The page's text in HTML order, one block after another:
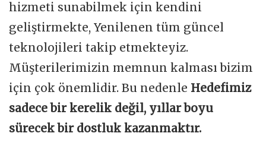
hizmeti sunabilmek için kendini
geliştirmekte, Yenilenen tüm güncel
teknolojileri takip etmekteyiz.
Müşterilerimizin memnun kalması bizim
için çok önemlidir. Bu nedenle Hedefimiz
sadece bir kerelik değil, yıllar boyu
sürecek bir dostluk kazanmaktır.